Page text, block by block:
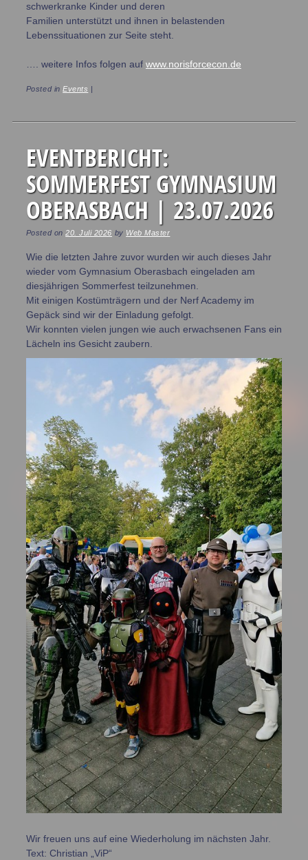
schwerkranke Kinder und deren
Familien unterstützt und ihnen in belastenden
Lebenssituationen zur Seite steht.
…. weitere Infos folgen auf www.norisforcecon.de
Posted inEvents |
EVENTBERICHT:
SOMMERFEST GYMNASIUM
OBERASBACH | 23.07.2026
Posted on20. Juli 2026 by Web Master
Wie die letzten Jahre zuvor wurden wir auch dieses Jahr
wieder vom Gymnasium Oberasbach eingeladen am
diesjährigen Sommerfest teilzunehmen.
Mit einigen Kostümträgern und der Nerf Academy im
Gepäck sind wir der Einladung gefolgt.
Wir konnten vielen jungen wie auch erwachsenen Fans ein
Lächeln ins Gesicht zaubern.
Wir freuen uns auf eine Wiederholung im nächsten Jahr.
Text: Christian „ViP“